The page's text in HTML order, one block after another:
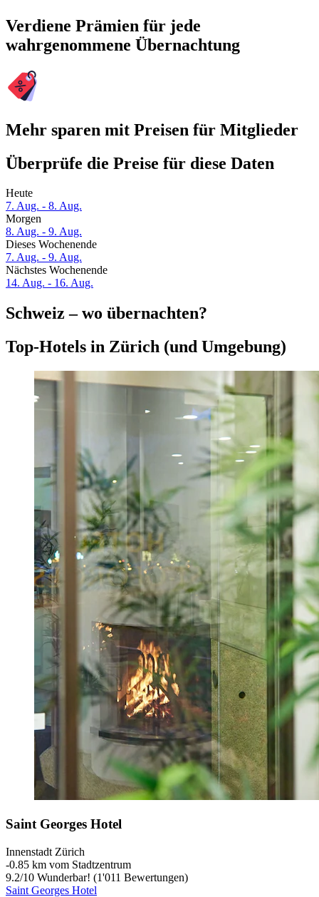
Verdiene Prämien für jede
wahrgenommene Übernachtung
Mehr sparen mit Preisen für Mitglieder
Überprüfe die Preise für diese Daten
Heute
7. Aug. - 8. Aug.
Morgen
8. Aug. - 9. Aug.
Dieses Wochenende
7. Aug. - 9. Aug.
Nächstes Wochenende
14. Aug. - 16. Aug.
Schweiz – wo übernachten?
Top-Hotels in Zürich (und Umgebung)
Saint Georges Hotel
Innenstadt Zürich
‐0.85 km vom Stadtzentrum
9.2/10 Wunderbar! (1'011 Bewertungen)
Saint Georges Hotel